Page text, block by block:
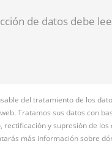
de datos debe
del tratamiento de los
Tratamos sus datos con
rectificación y supresión de
más información sobre